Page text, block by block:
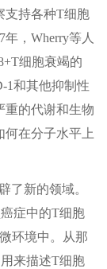
支持各种T细胞
，Wherry等人
细胞衰竭的
1和其他抑制性
重的代谢和生物
何在分子水平上
了新的领域。
症中的T细胞
环境中。从那
来描述T细胞